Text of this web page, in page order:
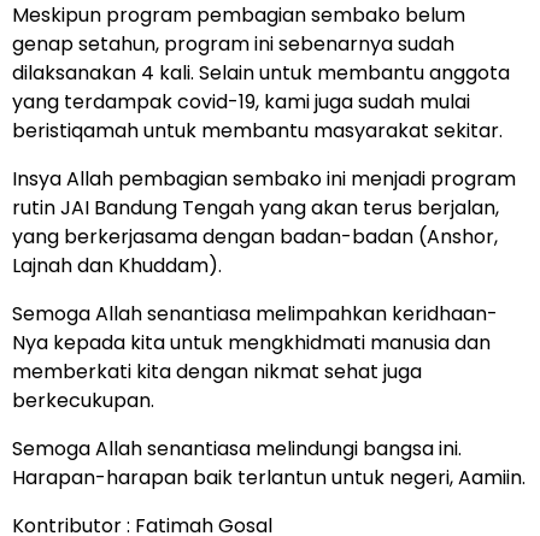
Meskipun program pembagian sembako belum
genap setahun, program ini sebenarnya sudah
dilaksanakan 4 kali. Selain untuk membantu anggota
yang terdampak covid-19, kami juga sudah mulai
beristiqamah untuk membantu masyarakat sekitar.
Insya Allah pembagian sembako ini menjadi program
rutin JAI Bandung Tengah yang akan terus berjalan,
yang berkerjasama dengan badan-badan (Anshor,
Lajnah dan Khuddam).
Semoga Allah senantiasa melimpahkan keridhaan-
Nya kepada kita untuk mengkhidmati manusia dan
memberkati kita dengan nikmat sehat juga
berkecukupan.
Semoga Allah senantiasa melindungi bangsa ini.
Harapan-harapan baik terlantun untuk negeri, Aamiin.
Kontributor : Fatimah Gosal